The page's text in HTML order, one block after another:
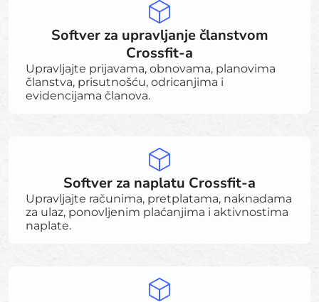
Softver za upravljanje članstvom
Crossfit-a
Upravljajte prijavama, obnovama, planovima
članstva, prisutnošću, odricanjima i
evidencijama članova.
Softver za naplatu Crossfit-a
Upravljajte računima, pretplatama, naknadama
za ulaz, ponovljenim plaćanjima i aktivnostima
naplate.